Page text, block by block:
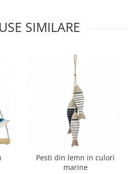
SIMILARE
Pesti din lemn in culori
marine